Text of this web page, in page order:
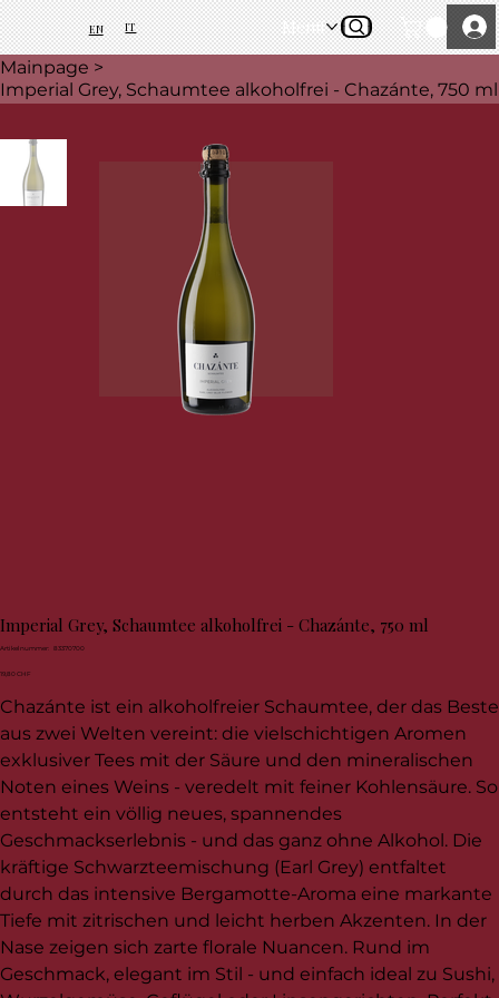
EN IT Menü
Mainpage >
Imperial Grey, Schaumtee alkoholfrei - Chazánte, 750 ml
Imperial Grey, Schaumtee alkoholfrei - Chazánte, 750 ml
Artikelnummer:
Artikelnummer:
83370700
Preis
19,80 CHF
Chazánte ist ein alkoholfreier Schaumtee, der das Beste
aus zwei Welten vereint: die vielschichtigen Aromen
exklusiver Tees mit der Säure und den mineralischen
Noten eines Weins - veredelt mit feiner Kohlensäure. So
entsteht ein völlig neues, spannendes
Geschmackserlebnis - und das ganz ohne Alkohol. Die
kräftige Schwarzteemischung (Earl Grey) entfaltet
durch das intensive Bergamotte-Aroma eine markante
Tiefe mit zitrischen und leicht herben Akzenten. In der
Nase zeigen sich zarte florale Nuancen. Rund im
Geschmack, elegant im Stil - und einfach ideal zu Sushi,